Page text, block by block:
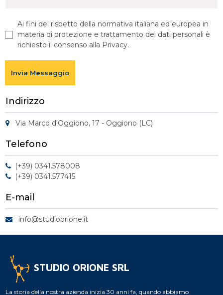
Ai fini del rispetto della normativa italiana ed europea in
materia di protezione e trattamento dei dati personali è
richiesto il consenso alla Privacy.
Invia Messaggio
Indirizzo
 Via Marco d'Oggiono, 17 - Oggiono (LC)
Telefono
 (+39) 0341.578008
 (+39) 0341.577415
E-mail
 info@studioorione.it
STUDIO ORIONE SRL
La storia della nostra azienda inizia 30 anni fa, quando abbiamo